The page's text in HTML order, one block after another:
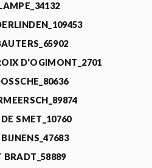
D'OGIMONT_2701
SMET_10760
BRADT_58889